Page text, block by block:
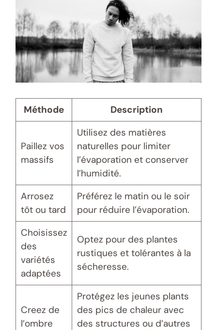
Méthode Description
Paillez vos
massifs
Utilisez des matières
naturelles pour limiter
l’évaporation et conserver
l’humidité.
Arrosez
tôt ou tard
Préférez le matin ou le soir
pour réduire l’évaporation.
Choisissez
des
variétés
adaptées
Optez pour des plantes
rustiques et tolérantes à la
sécheresse.
Creez de
l’ombre
Protégez les jeunes plants
des pics de chaleur avec
des structures ou d’autres